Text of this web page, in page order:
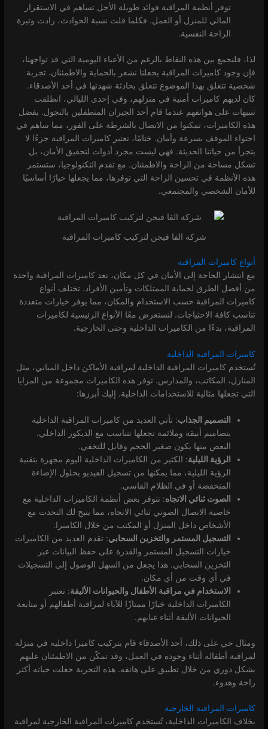
توفر أنظمة المراقبة فوائد طويلة الأجل تساهم في الاستقرار
المالي للمنزل أو العمل. فكلما قلت نسبة الحوادث، زادت وتيرة
الراحة النفسية.
لذا، فلنجمع بين هذه النقاط بالرغم من الأعباء اليومية التي قد تواجهنا،
فإن وجود كاميرات المراقبة يجعلنا نشعر بالحماية والاطمئنان. تجربة
شخصية تتعلق بهذا الموضوع تتعلق بحادثة شهدتها في أحد الأصدقاء.
كان لديهم كاميرات أمنية في منزلهم، وفي إحدى الليالي، انطلقت
تنبيهات على هواتفهم عندما قام أحد الجيران المتطفلين بالتجول. بفضل
هذه الكاميرات، تمكنوا من الاتصال بالشرطة على الفور، مما ساهم في
احتواء الموقف بسرعة وأمان. ختامًا، تعتبر كاميرات المراقبة جزءًا لا
يتجزأ من حياتنا الحديثة. فهي ليست مجرد أدوات لتحقيق الأمان، بل
تشكل مساحة من الراحة والاطمئنان. مع تقدم التكنولوجيا، ستستمر
هذه الأنظمة في تحسين الراحة التي توفرها، مما يجعلها خيارًا أساسيًا
للأمان الشخصي والمجتمعي.
شركة الفا فيجن لتركيب كاميرات المراقبة
أنواع كاميرات المراقبة
مع انتشار الحاجة إلى الأمان في كل مكان، تعد كاميرات المراقبة واحدة
من أفضل الطرق لحماية الممتلكات وتأمين الأفراد. تختلف أنواع
كاميرات المراقبة حسب الاستخدام والمكان، مما يوفر خيارات متعددة
تناسب كافة الاحتياجات. لنستعرض معًا الأنواع الرئيسية لكاميرات
المراقبة، بدءًا من الكاميرات الداخلية وحتى الخارجية.
كاميرات المراقبة الداخلية
تُستخدم كاميرات المراقبة الداخلية لمراقبة الأماكن داخل المباني، مثل
المنازل، المكاتب، والمدارس. توفر هذه الكاميرات مجموعة من المزايا
التي تجعلها مثالية للاستخدامات الداخلية. إليك أبرزها:
التصميم الجذاب: تأتي العديد من كاميرات المراقبة الداخلية
بتصاميم أنيقة وملائمة تجعلها تتناسب مع الديكور الداخلي.
البعض منها يكون صغير الحجم وقابل للتخفي.
الرؤية الليلية: الكثير من الكاميرات الداخلية اليوم مجهزة بتقنية
الرؤية الليلية، مما يمكنها من تسجيل الفيديو بحلول الإضاءة
المنخفضة أو في الظلام القاسي.
الصوت ثنائي الاتجاه: تتوفر بعض أنظمة الكاميرات الداخلية مع
خاصية الاتصال الصوتي ثنائي الاتجاه، مما يتيح لك التحدث مع
الأشخاص داخل المنزل أو المكتب من خلال الكاميرا.
التسجيل المستمر والتخزين السحابي: تقدم العديد من الكاميرات
خيارات التسجيل المستمر والقدرة على حفظ البيانات عبر
التخزين السحابي. هذا يجعل من السهل الوصول إلى التسجيلات
في أي وقت من أي مكان.
الاستخدام في مراقبة الأطفال والحيوانات الأليفة: تعتبر
الكاميرات الداخلية خيارًا ممتازًا للآباء لمراقبة أطفالهم أو متابعة
الحيوانات الأليفة أثناء غيابهم.
ومثال حي على ذلك، أحد الأصدقاء قام بتركيب كاميرا داخلية في منزله
لمراقبة أطفاله أثناء وجوده في العمل، وقد تمكّن من الاطمئنان عليهم
بشكل دوري من خلال تطبيق على هاتفه. هذه التجربة جعلت حياته أكثر
راحة وهدوء.
كاميرات المراقبة الخارجية
بخلاف الكاميرات الداخلية، تُستخدم كاميرات المراقبة الخارجية لمراقبة